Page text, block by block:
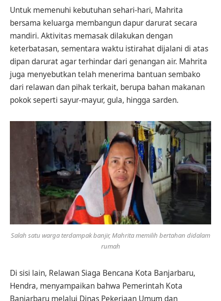
Untuk memenuhi kebutuhan sehari-hari, Mahrita
bersama keluarga membangun dapur darurat secara
mandiri. Aktivitas memasak dilakukan dengan
keterbatasan, sementara waktu istirahat dijalani di atas
dipan darurat agar terhindar dari genangan air. Mahrita
juga menyebutkan telah menerima bantuan sembako
dari relawan dan pihak terkait, berupa bahan makanan
pokok seperti sayur-mayur, gula, hingga sarden.
Salah satu warga terdampak banjir, Mahrita memilih bertahan didalam
rumah
Di sisi lain, Relawan Siaga Bencana Kota Banjarbaru,
Hendra, menyampaikan bahwa Pemerintah Kota
Banjarbaru melalui Dinas Pekerjaan Umum dan